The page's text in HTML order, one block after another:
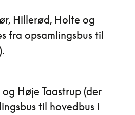
Hillerød, Holte og
fra opsamlingsbus til
Høje Taastrup (der
til hovedbus i